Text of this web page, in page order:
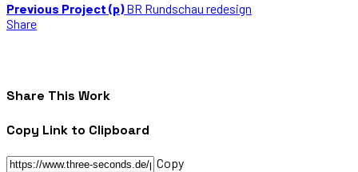
Previous Project (p)BR Rundschau redesign
Share
Share This Work
Copy Link to Clipboard
Copy